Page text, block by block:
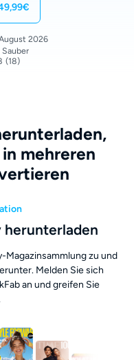
2026
(18)
mehreren
herunterladen
Magazinsammlung zu und
Melden Sie sich
an und greifen Sie